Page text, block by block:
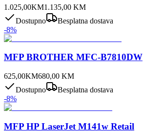
1.025,00KM1.135,00 KM
Dostupno
Besplatna dostava
-8%
MFP BROTHER MFC-B7810DW
625,00KM680,00 KM
Dostupno
Besplatna dostava
-8%
MFP HP LaserJet M141w Retail